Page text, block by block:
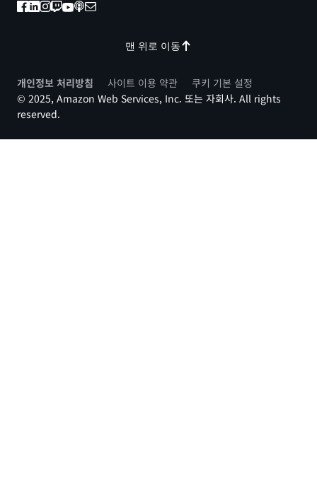
맨 위로 이동
개인정보 처리방침 사이트 이용 약관
쿠키 기본 설정
© 2025, Amazon Web Services, Inc. 또는 자회사. All rights
reserved.